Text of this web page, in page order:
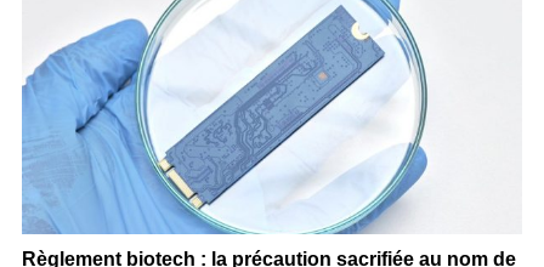
Règlement biotech : la précaution sacrifiée au nom de